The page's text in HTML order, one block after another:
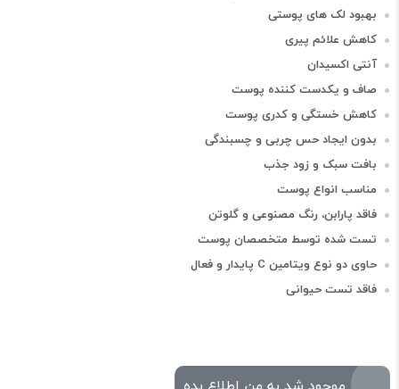
بهبود لک های پوستی
کاهش علائم پیری
آنتی اکسیدان
صاف و یکدست کننده پوست
کاهش خستگی و کدری پوست
بدون ایجاد حس چربی و چسبندگی
بافت سبک و زود جذب
مناسب انواع پوست
فاقد پارابن، رنگ مصنوعی و گلوتن
تست شده توسط متخصصان پوست
حاوی دو نوع ویتامین C پایدار و فعال
فاقد تست حیوانی